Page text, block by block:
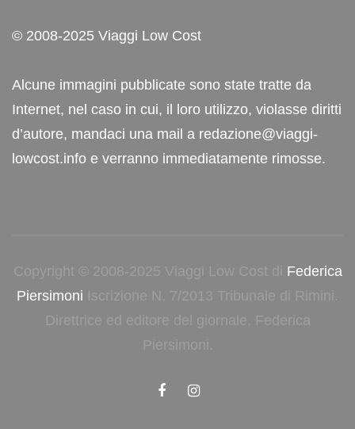
© 2008-2025 Viaggi Low Cost
Alcune immagini pubblicate sono state tratte da
Internet, nel caso in cui, il loro utilizzo, violasse diritti
d’autore, mandaci una mail a redazione@viaggi-
lowcost.info e verranno immediatamente rimosse.
Copyright © 2008-2025 Viaggi Low Cost di Federica
Piersimoni Iscrizione N. 7/2013 Tribunale di Rimini.
Direttrice ed editore del giornale, Federica
Piersimoni.